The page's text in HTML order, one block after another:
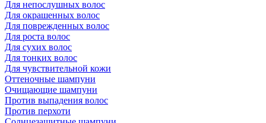
Для непослушных волос
Для окрашенных волос
Для поврежденных волос
Для роста волос
Для сухих волос
Для тонких волос
Для чувствительной кожи
Оттеночные шампуни
Очищающие шампуни
Против выпадения волос
Против перхоти